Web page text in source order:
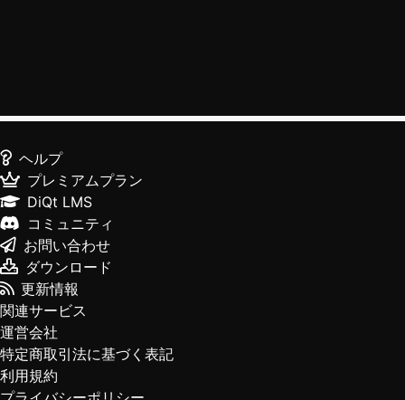
ヘルプ
プレミアムプラン
DiQt LMS
コミュニティ
お問い合わせ
ダウンロード
更新情報
関連サービス
運営会社
特定商取引法に基づく表記
利用規約